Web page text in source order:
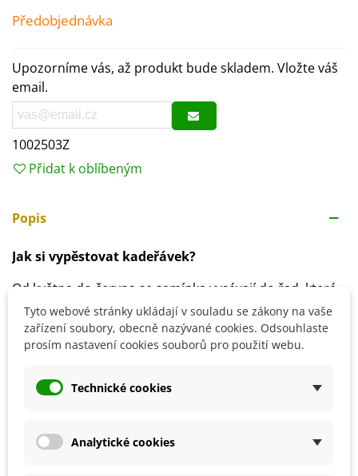
Předobjednávka
Upozorníme vás, až produkt bude skladem. Vložte váš
email.
1002503Z
Přidat k oblíbeným
Popis
Jak si vypěstovat kadeřávek?
Od května do června se semínka vysévají do řad, které
jsou od sebe ve vzdálenosti 50 cm.
Pěstebný spon by měl být 50 x 50cm.
Detaily produktu
SOUVISEJÍCÍ PRODUKTY
Tyto webové stránky ukládají v souladu se zákony na vaše
zařízení soubory, obecně nazývané cookies. Odsouhlaste
prosím nastavení cookies souborů pro použití webu.
Technické cookies
Analytické cookies